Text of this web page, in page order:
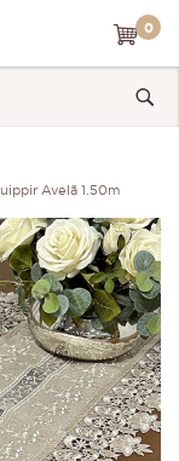
0
Avelã 1.50m